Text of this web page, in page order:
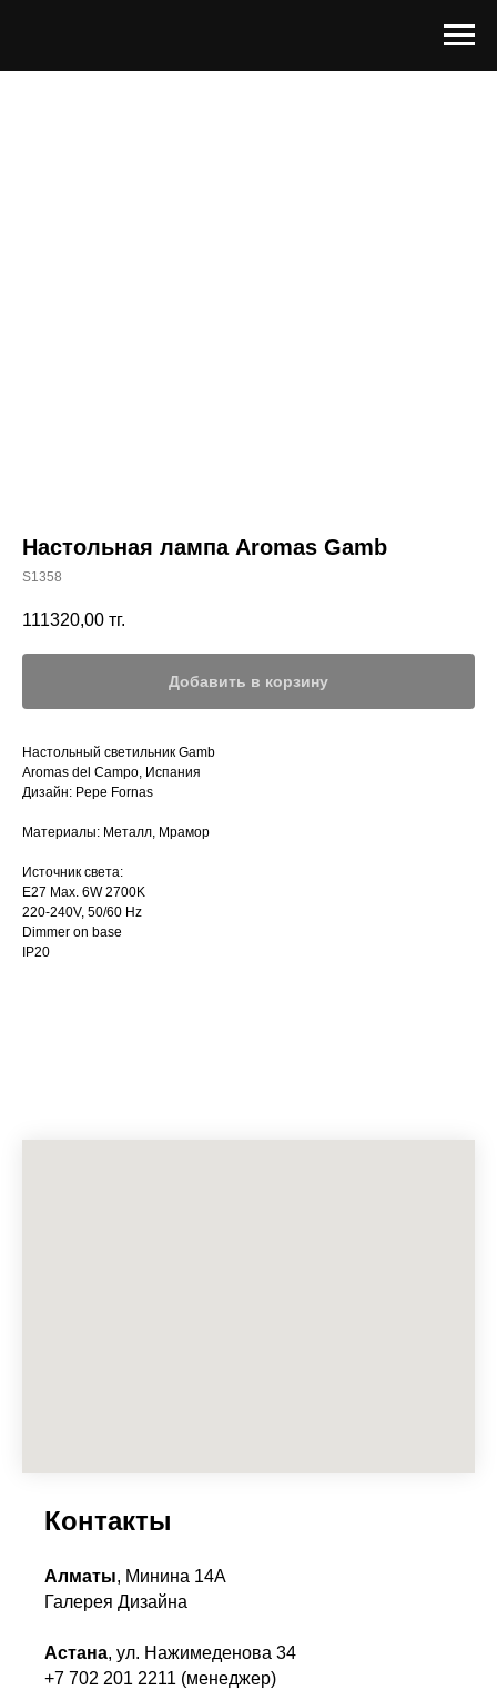
Настольная лампа Aromas Gamb
S1358
111320,00 тг.
Добавить в корзину
Настольный светильник Gamb
Aromas del Campo, Испания
Дизайн: Pepe Fornas
Материалы: Металл, Мрамор
Источник света:
E27 Max. 6W 2700K
220-240V, 50/60 Hz
Dimmer on base
IP20
Контакты
Алматы, Минина 14А
Галерея Дизайна
Астана, ул. Нажимеденова 34
+7 702 201 2211 (менеджер)